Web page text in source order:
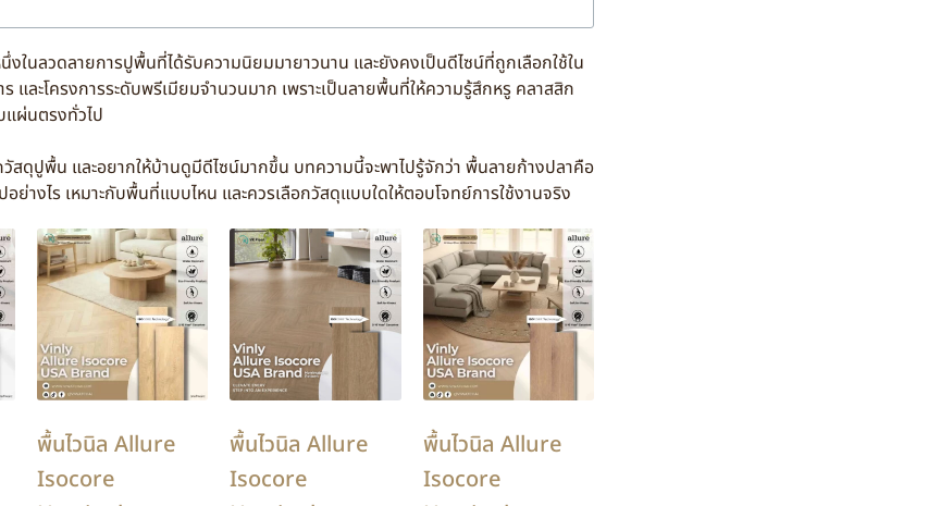
วดลายการปูพื้นที่ได้รับความนิยมมายาวนาน และยังคงเป็นดีไซน์ที่ถูกเลือกใช้ใน
และโครงการระดับพรีเมียมจำนวนมาก เพราะเป็นลายพื้นที่ให้ความรู้สึกหรู คลาสสิก
ผ่นตรงทั่วไป
ปูพื้น และอยากให้บ้านดูมีดีไซน์มากขึ้น บทความนี้จะพาไปรู้จักว่า พื้นลายก้างปลาคือ
ย่างไร เหมาะกับพื้นที่แบบไหน และควรเลือกวัสดุแบบใดให้ตอบโจทย์การใช้งานจริง
พื้นไวนิล Allure
Isocore
พื้นไวนิล Allure
Isocore
พื้นไวนิล Allure
Isocore